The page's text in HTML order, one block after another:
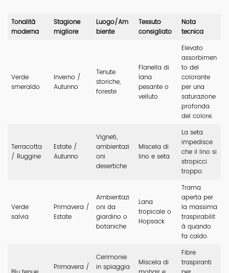
Tonalità
moderna
Stagione
migliore
Luogo/Am
biente
Tessuto
consigliato
Nota
tecnica
Verde
smeraldo
Inverno /
Autunno
Tenute
storiche,
foreste
Flanella di
lana
pesante o
velluto
Elevato
assorbimen
to del
colorante
per una
saturazione
profonda
del colore.
Terracotta
/ Ruggine
Estate /
Autunno
Vigneti,
ambientazi
oni
desertiche
Miscela di
lino e seta
La seta
impedisce
che il lino si
stropicci
troppo.
Verde
salvia
Primavera /
Estate
Ambientazi
oni da
giardino o
botaniche
Lana
tropicale o
Hopsack
Trama
aperta per
la massima
traspirabilit
à quando
fa caldo.
Primavera /
Cerimonie
in spiaggia
Miscela di
Fibre
traspiranti